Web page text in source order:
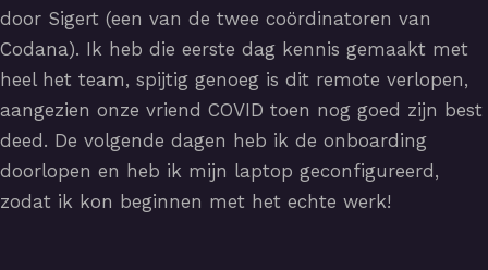
door Sigert (een van de twee coördinatoren van
Codana). Ik heb die eerste dag kennis gemaakt met
heel het team, spijtig genoeg is dit remote verlopen,
aangezien onze vriend COVID toen nog goed zijn best
deed. De volgende dagen heb ik de onboarding
doorlopen en heb ik mijn laptop geconfigureerd,
zodat ik kon beginnen met het echte werk!